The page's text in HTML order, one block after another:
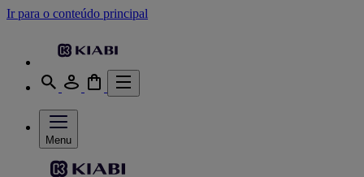
Ir para o conteúdo principal
Menu